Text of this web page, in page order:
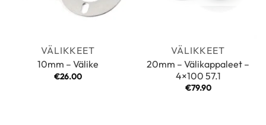
VÄLIKKEET
10mm – Välike
€26.00
VÄLIKKEET
20mm – Välikappaleet –
4×100 57.1
€79.90